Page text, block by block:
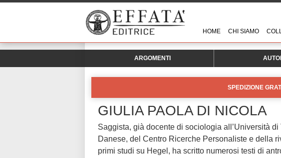
HOME CHI SIAMO
ARGOMENTI
SPEDIZIONE
GIULIA PAOLA DI NICOLA
Saggista, già docente di sociologia all’Università
Danese, del Centro Ricerche Personaliste e della
primi studi su Hegel, ha scritto numerosi testi di